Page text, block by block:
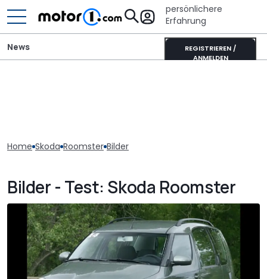
persönlichere
Erfahrung
REGISTRIEREN /
ANMELDEN
News
Home Skoda Roomster Bilder
Bilder - Test: Skoda Roomster